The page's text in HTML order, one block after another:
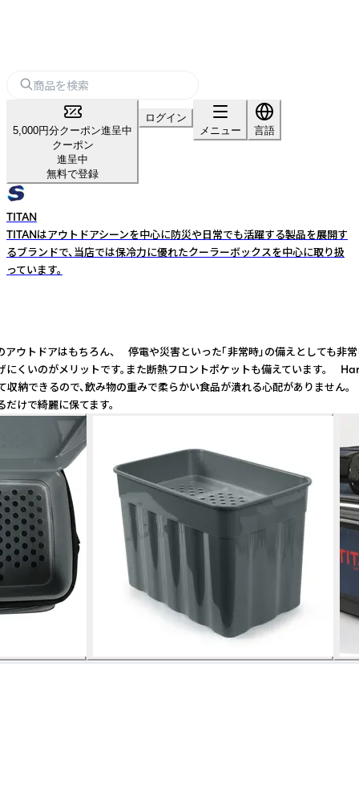
5,000円分クーポン進呈中
クーポン
進呈中
無料で登録
ログイン
メニュー
言語
TITAN
TITANはアウトドアシーンを中心に防災や日常でも活躍する製品を展開す
るブランドで、当店では保冷力に優れたクーラーボックスを中心に取り扱
っています。
ドアはもちろん、 停電や災害といった「非常時」の備えとし
のがメリットです。また断熱フロントポケットも備えています
納できるので、飲み物の重みで柔らかい食品が潰れる心配があ
けで綺麗に保てます。